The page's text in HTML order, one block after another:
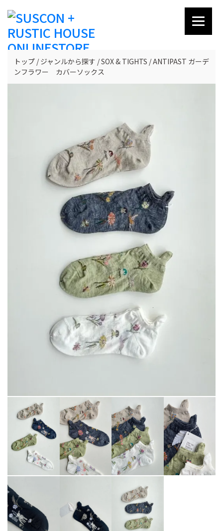
トップ ジャンルから探す SOX & TIGHTS ANTIPAST ガーデ
ンフラワー カバーソックス